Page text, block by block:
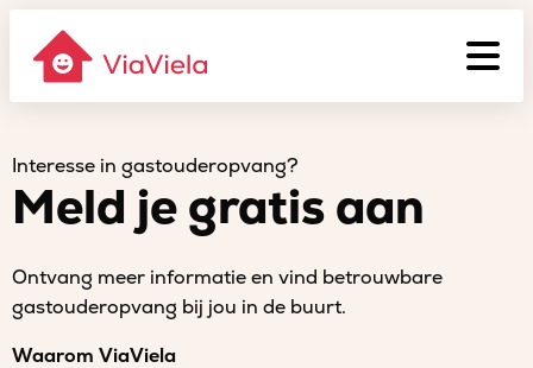
Interesse in gastouderopvang?
Meld je gratis aan
Ontvang meer informatie en vind betrouwbare
gastouderopvang bij jou in de buurt.
Waarom ViaViela